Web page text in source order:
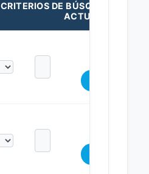
CRITERIOS DE BÚSQUEDA
ACTUALES: